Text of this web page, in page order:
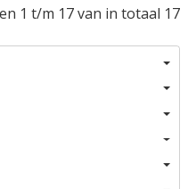
1 t/m 17 van in totaal 17